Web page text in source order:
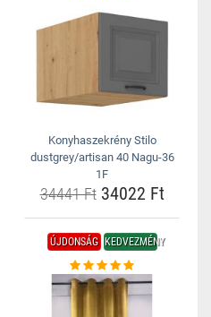
Konyhaszekrény Stilo
dustgrey/artisan 40 Nagu-36
1F
34441 Ft34022 Ft
ÚJDONSÁG KEDVEZMÉNY